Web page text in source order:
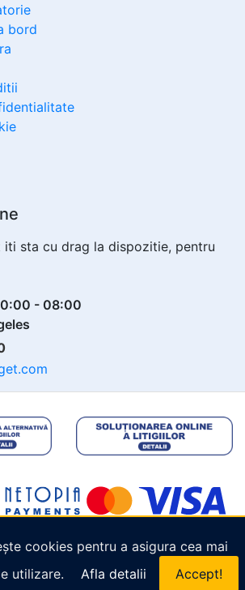
cookies pentru a asigura cea mai
utilizare.
Afla detalii Accept!
bord
iti sta cu drag la dispozitie, pentru
- 08:00
Cruiseget.com . Toate drepturile
rezervate.